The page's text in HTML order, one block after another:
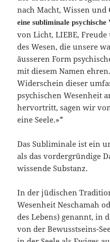
nach Macht, Wissen
eine subliminale psychische
von Licht, LIEBE,
des Wesen, die unsere
äusseren Form
mit diesem Namen
Widerschein dieser
psychischen Wesenheit
hervortritt, sagen wir
eine Seele.»*
Das Subliminale ist ein
als das vordergründige
wissende Substanz.
In der jüdischen
Wesenheit Neschamah
des Lebens) genannt, in
von der Bewusstseins-